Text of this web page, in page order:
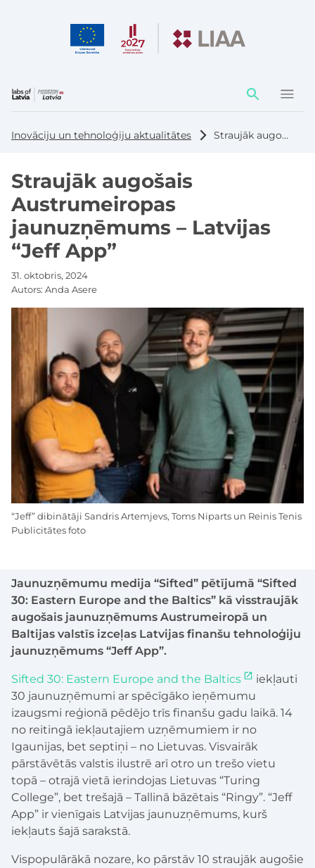
Darbības
elementi
Inovāciju un tehnoloģiju aktualitātes Straujāk augošais Austrumeiropas jaunuzņēmums – Latvijas “Jeff App”
Straujāk augošais
Austrumeiropas
jaunuzņēmums – Latvijas
“Jeff App”
31. oktobris, 2024
Autors: Anda Asere
Jaunuzņēmumu medija “Sifted” pētījumā “Sifted
30: Eastern Europe and the Baltics” kā visstraujāk
augošais jaunuzņēmums Austrumeiropā un
Baltijas valstīs izceļas Latvijas finanšu tehnoloģiju
jaunuzņēmums “Jeff App”.
Sifted 30: Eastern Europe and the Baltics
iekļauti
30 jaunuzņēmumi ar spēcīgāko ieņēmumu
izaugsmi reģionā pēdējo trīs finanšu gadu laikā. 14
no reitingā iekļautajiem uzņēmumiem ir no
Igaunijas, bet septiņi – no Lietuvas. Visvairāk
pārstāvētās valstis ilustrē arī otro un trešo vietu
topā – otrajā vietā ierindojas Lietuvas “Turing
College”, bet trešajā – Tallinā bāzētais “Ringy”. “Jeff
App” ir vienīgais Latvijas jaunuzņēmums, kurš
iekļauts šajā sarakstā.
Vispopulārākā nozare, ko pārstāv 10 straujāk augošie
“Jeff” dibinātāji Sandris Artemjevs, Toms Niparts un Reinis Tenis
Publicitātes foto